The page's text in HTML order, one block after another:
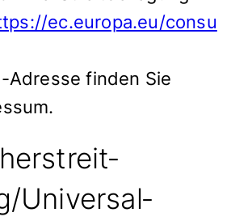
ec.europa.eu/consu
Adresse finden Sie
Universal­